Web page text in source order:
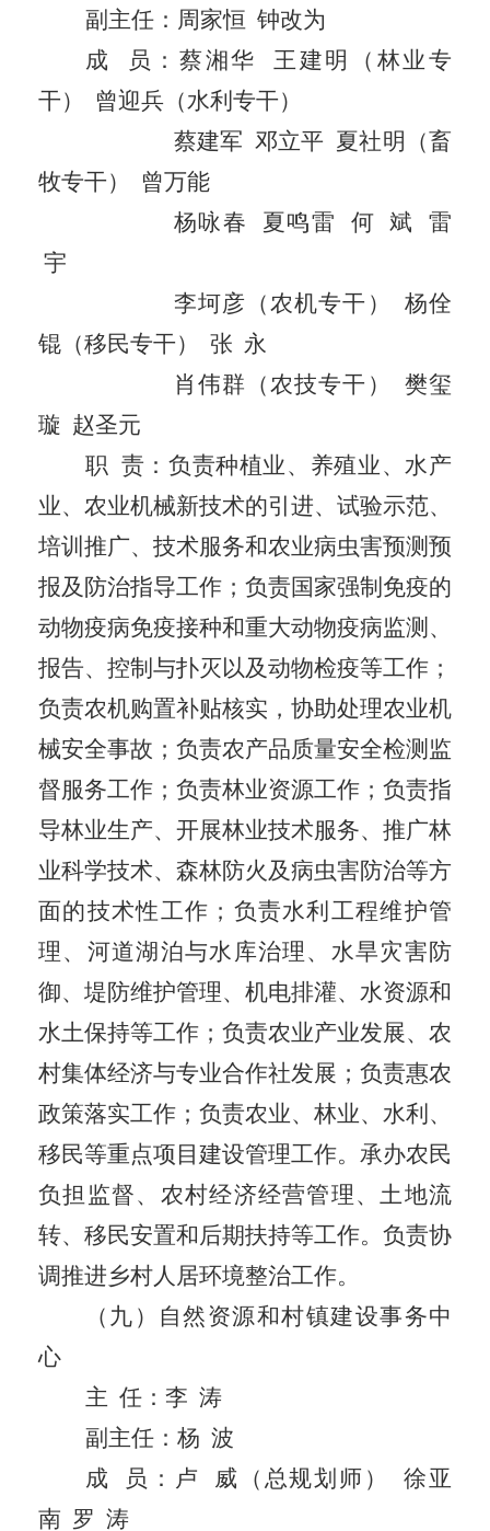
副主任： 周家恒 钟改为
成
员： 蔡湘华 王建明
（林业专
干）
曾迎兵（水利专干）
蔡建军 邓立平 夏社明
（畜
牧专干）
曾万能
杨咏春
夏鸣雷 何 斌
雷
宇
李坷彦（农机专干）
杨佺
锟 （移民专干） 张 永
肖伟群 （农技专干）
樊玺
璇 赵圣元
职 责： 负责种植业、养殖业、水产
业、农业机械新技术的引进、试验示范、
培训推广、技术服务和农业病虫害预测预
报及防治指导工作；负责国家强制免疫的
动物疫病免疫接种和重大动物疫病监测、
报告、控制与扑灭以及动物检疫等工作；
负责农机购置补贴核实，协助处理农业机
械安全事故；负责农产品质量安全检测监
督服务工作； 负责林业资源工作； 负责指
导林业生产、开展林业技术服务、推广林
业科学技术、森林防火及病虫害防治等方
面的技术性工作；负责水利工程维护管
理、河道湖泊与水库治理、水旱灾害防
御、堤防维护管理、机电排灌、水资源和
水土保持等工作；负责农业产业发展、农
村集体经济与专业合作社发展； 负责惠农
政策落实工作； 负责农业、林业、水利、
移民等重点项目建设管理工作。 承办农民
负担监督、农村经济经营管理、土地流
转、 移民安置和后期扶持等工作。负责协
调推进乡村人居环境整治工作。
（九）自然资源和村镇建设事务中
心
主 任： 李 涛
副主任： 杨 波
成
员：卢 威（总规划师）
徐亚
南 罗 涛